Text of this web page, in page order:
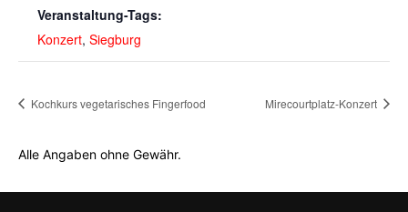
Veranstaltung-Tags:
Konzert, Siegburg
Kochkurs vegetarisches Fingerfood Mirecourtplatz-Konzert
Alle Angaben ohne Gewähr.